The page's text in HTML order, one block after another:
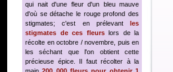
qui nait d'une fleur d'un bleu mauve
d'où se détache le rouge profond des
stigmates; c'est en prélevant les
stigmates de ces fleurslors de la
récolte en octobre / novembre, puis en
les séchant que l'on obtient cette
précieuse épice. Il faut récolter à la